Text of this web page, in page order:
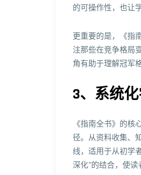
的可操作性，也让
更重要的是，《指
注那些在竞争格局
角有助于理解冠军
3、系统
《指南全书》的
径。从资料收集、
线，适用于从初学
深化”的结合，使读